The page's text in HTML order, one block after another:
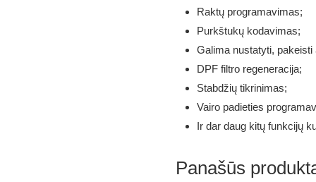
Raktų programavimas;
Purkštukų kodavimas;
Galima nustatyti,
DPF filtro regeneracija;
Stabdžių tikrinimas;
Vairo padieties
Ir dar daug kitų funkcijų
Panašūs